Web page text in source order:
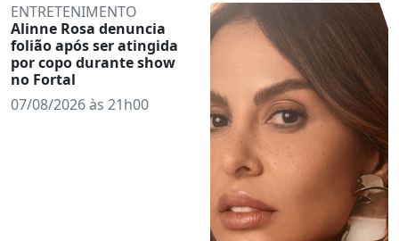
ENTRETENIMENTO
Alinne Rosa denuncia
folião após ser atingida
por copo durante show
no Fortal
07/08/2026 às 21h00